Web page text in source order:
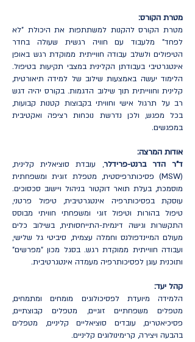
מטרת הקורס:
מטרת הקורס להקנות למשתתפות את היכולת "לא
לפחד" מלעבוד עם חוויה רגשית שעולה בחדר
הטיפולים ולשלב עבודה חווייתית ממוקדת רגש באופן
אינטגרטיבי בעבודתן הקלינית במצבי תקיעות בטיפול.
הלימוד יעשה באמצעות שילוב של למידה תיאורטית,
קלינית וחווייתית תוך שילוב הדגמות. בקורס יהיה דגש
רב על תרגול אישי וחוויתי בקבוצות קטנות קבועות,
בכל מפגש, ולכן נדרשת נוכחות רציפה ואקטיבית
במפגשים.
אודות המרצה:
ד"ר הדר ברנט-פרידלר, עובדת סוציאלית קלינית,
(MSW) פסיכותרפיסטית, מטפלת זוגית ומשפחתית
מוסמכת, בעלת תואר דוקטור בניהול ויישוב סכסוכים.
עוסקת בפסיכותרפיה אינטגרטיבית, טיפול פרטני,
טיפול בהורות וטיפול זוגי ומשפחתי חוויתי מבוסס
התקשרות וגישה דינמית-התייחסותית, בשילוב כלים
מעולם המיינדפולנס וחמלה עצמית, סיביטי גל שלישי,
ועבודה חווייתית ממוקדת רגש. בסגל מכון "מפרשים"
ותוכנית עוגן לפסיכותרפיה מעמדה אינטגרטיבית.
קהל יעד:
הלמידה מיועדת לפסיכולוגים מומחים ומתמחים,
מטפלים משפחתיים זוגיים, מטפלים קבוצתיים,
פסיכיאטרים, עובדים סוציאליים קליניים, מטפלים
בהבעה ויצירה, קרימינולוגים קליניים.